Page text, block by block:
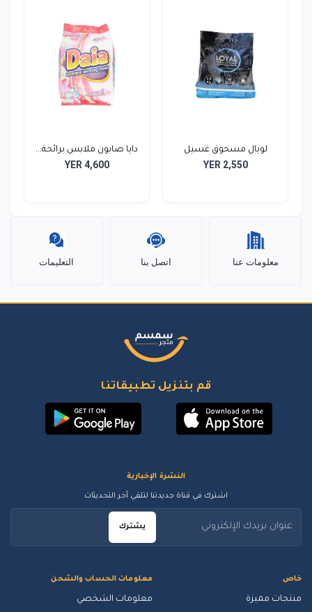
لويال مسحوق غسيل
ملابس...
YER 2,550
دايا صابون ملابس برائحة...
YER 4,600
معلومات عنا اتصل بنا التعليمات
قم بتنزيل تطبيقاتنا
خاص
منتجات مميزة
معلومات الحساب والشحن
معلومات الشخصي
النشرة الإخبارية
اشترك في قناة جديدتنا لتلقي آخر التحديثات
يشترك